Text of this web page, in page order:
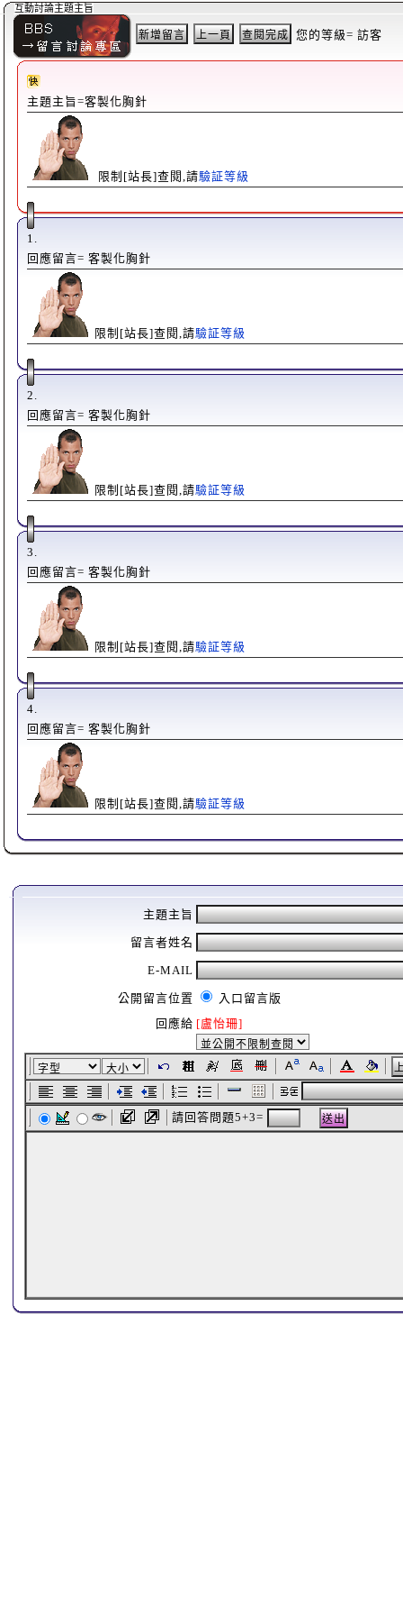
互動討論主題主旨
您的等級= 訪客
主題主旨=客製化胸針
限制[站長]查閱,請驗証等級
1.
回應留言= 客製化胸針
限制[站長]查閱,請驗証等級
2.
回應留言= 客製化胸針
限制[站長]查閱,請驗証等級
3.
回應留言= 客製化胸針
限制[站長]查閱,請驗証等級
4.
回應留言= 客製化胸針
限制[站長]查閱,請驗証等級
主題主旨
留言者姓名
E-MAIL
公開留言位置
入口留言版
回應給 [盧怡珊]
請回答問題5+3=